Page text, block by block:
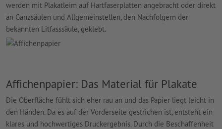
werden mit Plakatleim auf Hartfaserplatten angebracht oder direkt
an Ganzsäulen und Allgemeinstellen, den Nachfolgern der
bekannten Litfasssäule, geklebt.
Affichenpapier: Das Material für Plakate
Die Oberfläche fühlt sich eher rau an und das Papier liegt leicht in
den Händen. Da es auf der Vorderseite gestrichen ist, entsteht ein
klares und hochwertiges Druckergebnis. Durch die Beschaffenheit